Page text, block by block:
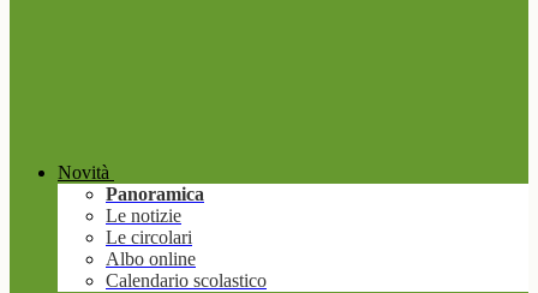
Novità
Panoramica
Le notizie
Le circolari
Albo online
Calendario scolastico